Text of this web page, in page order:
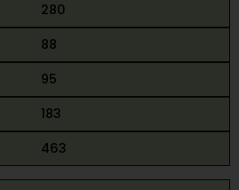
280
88
95
183
463